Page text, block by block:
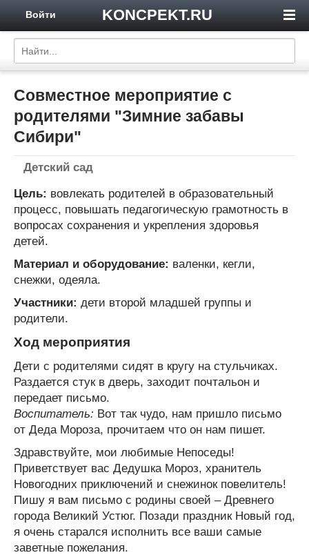
KONCPEKT.RU
Войти
Совместное мероприятие с
родителями "Зимние забавы
Сибири"
Детский сад
Цель: вовлекать родителей в образовательный
процесс, повышать педагогическую грамотность в
вопросах сохранения и укрепления здоровья
детей.
Материал и оборудование: валенки, кегли,
снежки, одеяла.
Участники: дети второй младшей группы и
родители.
Ход мероприятия
Дети с родителями сидят в кругу на стульчиках.
Раздается стук в дверь, заходит почтальон и
передает письмо.
Воспитатель: Вот так чудо, нам пришло письмо
от Деда Мороза, прочитаем что он нам пишет.
Здравствуйте, мои любимые Непоседы!
Приветствует вас Дедушка Мороз, хранитель
Новогодних приключений и снежинок повелитель!
Пишу я вам письмо с родины своей – Древнего
города Великий Устюг. Позади праздник Новый год,
я очень старался исполнить все ваши самые
заветные пожелания.